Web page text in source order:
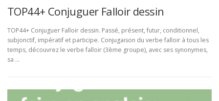
TOP44+ Conjuguer Falloir dessin
TOP44+ Conjuguer Falloir dessin. Passé, présent, futur, conditionnel,
subjonctif, impératif et participe. Conjugaison du verbe falloir à tous les
temps, découvrez le verbe falloir (3ème groupe), avec ses synonymes,
sa …